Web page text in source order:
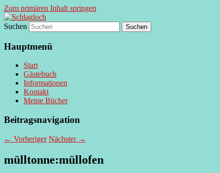
Zum primären Inhalt springen
Schlagloch
supersberger taggedanken
Suchen
Hauptmenü
Start
Gästebuch
Informationen
Kontakt
Meine Bücher
Beitragsnavigation
← Vorheriger Nächster →
mülltonne:müllofen